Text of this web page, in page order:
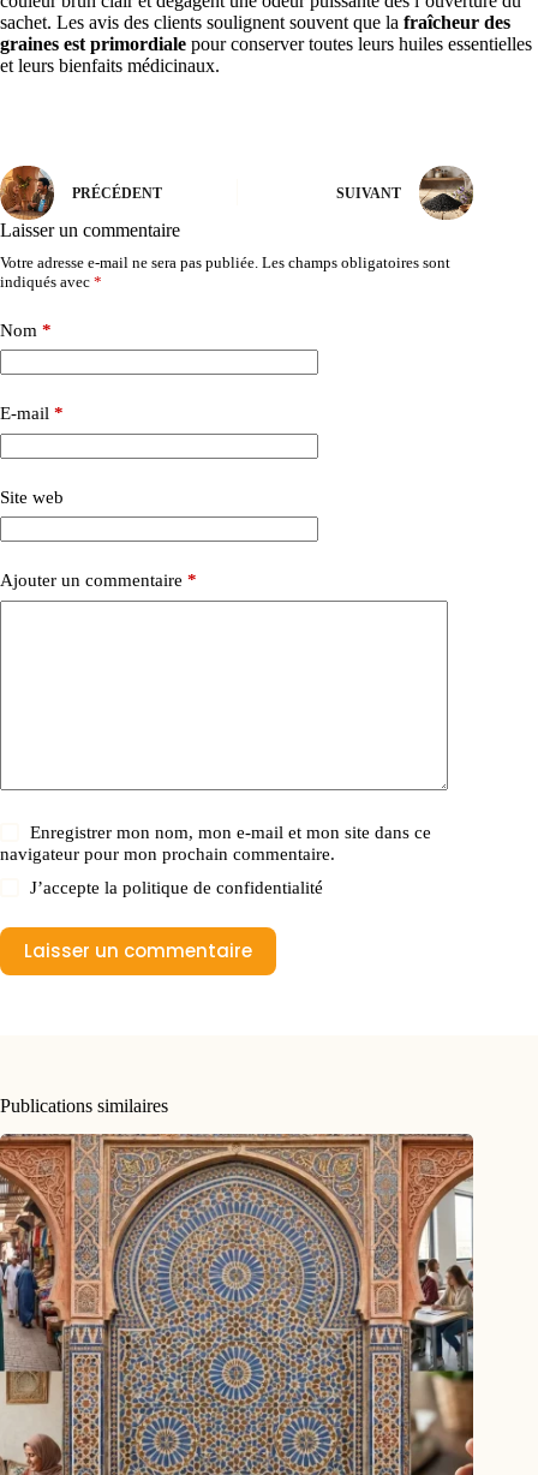
sachet. Les avis des clients soulignent souvent que la fraîcheur des
graines est primordiale pour conserver toutes leurs huiles essentielles
et leurs bienfaits médicinaux.
PRÉCÉDENT SUIVANT
Laisser un commentaire
Votre adresse e-mail ne sera pas publiée. Les champs obligatoires sont
indiqués avec *
Nom *
E-mail *
Site web
Ajouter un commentaire *
Enregistrer mon nom, mon e-mail et mon site dans ce
navigateur pour mon prochain commentaire.
J’accepte lapolitique de confidentialité
Laisser un commentaire
Publications similaires